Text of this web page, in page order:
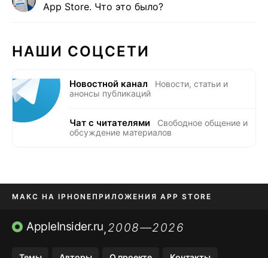
App Store. Что это было?
НАШИ СОЦСЕТИ
Новостной канал
Новости, статьи и
анонсы публикаций
Чат с читателями
Свободное общение и
обсуждение материалов
МАКС НА IPHONE ПРИЛОЖЕНИЯ APP STORE
TIKTOK НА IPHONEПРИЛОЖЕНИЯ БЕЗ APP STORE
AppleInsider.ru,2008—2026